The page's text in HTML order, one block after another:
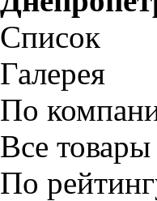
Список
Галерея
По
Все товары
По